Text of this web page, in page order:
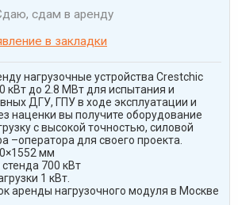
сдам в аренду
в закладки
нагрузочные устройства Crestchic
кВт до 2.8 МВт для испытания и
ДГУ, ГПУ в ходе эксплуатации и
наценки вы получите оборудование
с высокой точностью, силовой
–оператора для своего проекта.
мм
стенда 700 кВт
1 кВт.
аренды нагрузочного модуля в Москве